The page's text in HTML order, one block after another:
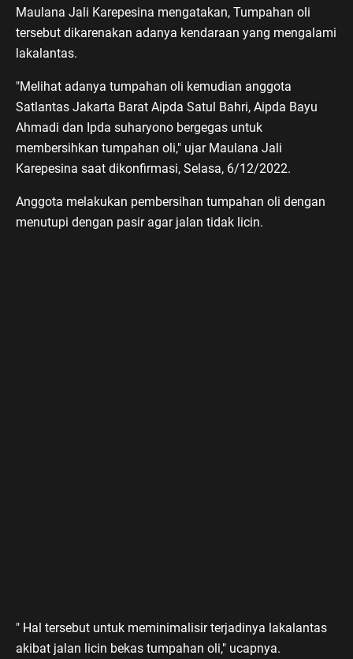
Maulana Jali Karepesina mengatakan, Tumpahan oli
tersebut dikarenakan adanya kendaraan yang mengalami
lakalantas.
"Melihat adanya tumpahan oli kemudian anggota
Satlantas Jakarta Barat Aipda Satul Bahri, Aipda Bayu
Ahmadi dan Ipda suharyono bergegas untuk
membersihkan tumpahan oli," ujar Maulana Jali
Karepesina saat dikonfirmasi, Selasa, 6/12/2022.
Anggota melakukan pembersihan tumpahan oli dengan
menutupi dengan pasir agar jalan tidak licin.
" Hal tersebut untuk meminimalisir terjadinya lakalantas
akibat jalan licin bekas tumpahan oli," ucapnya.